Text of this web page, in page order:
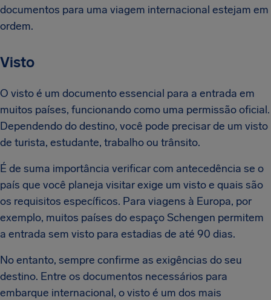
documentos para uma viagem internacional estejam em
ordem.
Visto
O visto é um documento essencial para a entrada em
muitos países, funcionando como uma permissão oficial.
Dependendo do destino, você pode precisar de um visto
de turista, estudante, trabalho ou trânsito.
É de suma importância verificar com antecedência se o
país que você planeja visitar exige um visto e quais são
os requisitos específicos. Para viagens à Europa, por
exemplo, muitos países do espaço Schengen permitem
a entrada sem visto para estadias de até 90 dias.
No entanto, sempre confirme as exigências do seu
destino. Entre os documentos necessários para
embarque internacional, o visto é um dos mais